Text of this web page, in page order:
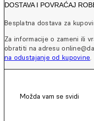
DOSTAVA I POVRAĆAJ
Besplatna dostava za
Za informacije o zameni ili
obratiti na adresu
na odustajanje od kupovine.
Možda vam se svidi